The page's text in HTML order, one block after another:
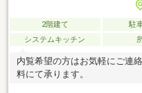
2階建て 駐
システムキッチン
内覧希望の方はお気軽にご連
料にて承ります。